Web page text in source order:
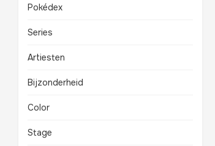
Pokédex
Series
Artiesten
Bijzonderheid
Color
Stage